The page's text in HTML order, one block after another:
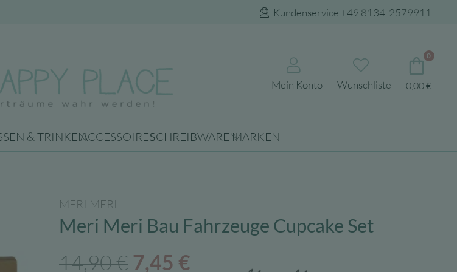
Kundenservice +49 8134-2579911
Mein Konto Wunschliste
0
0,00€
& TRINKENACCESSOIRESSCHREIBWARENMARKEN
MERI MERI
Meri Meri Bau Fahrzeuge Cupcake Set
14,90€ Ursprünglicher
7,45 €